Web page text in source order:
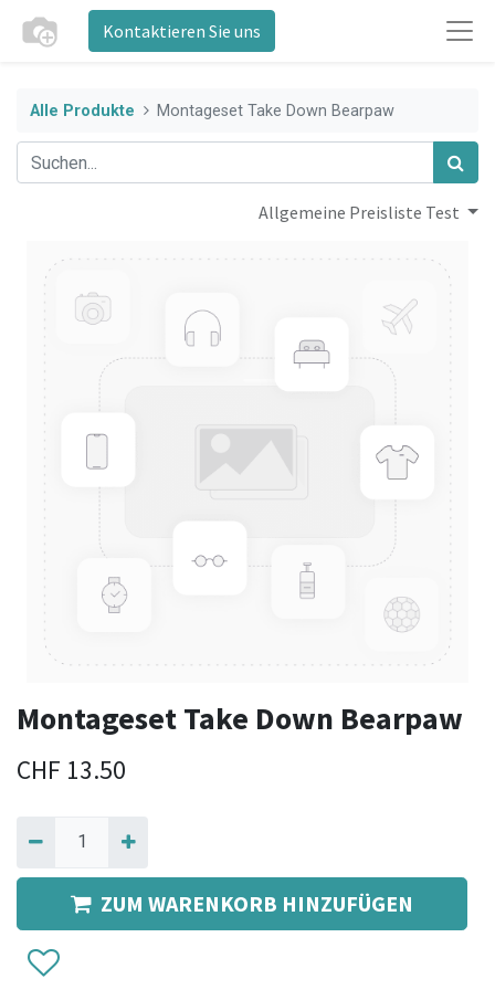
Kontaktieren Sie uns
Alle Produkte Montageset Take Down Bearpaw
Allgemeine Preisliste Test
Montageset Take Down Bearpaw
CHF 13.50
ZUM WARENKORB HINZUFÜGEN